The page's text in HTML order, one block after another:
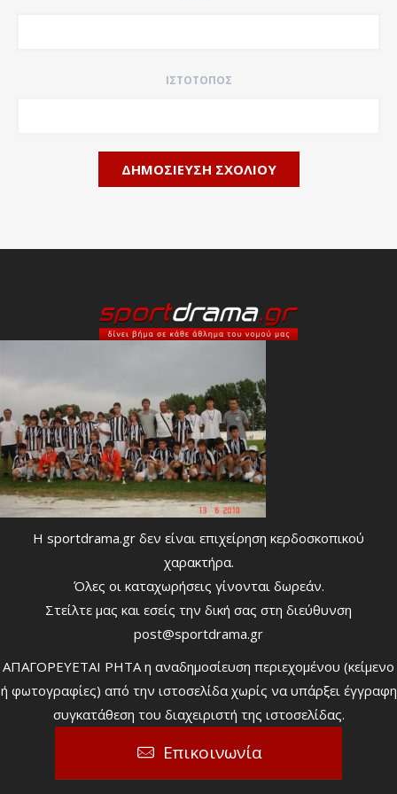
ΙΣΤΌΤΟΠΟΣ
Η sportdrama.gr δεν είναι επιχείρηση κερδοσκοπικού
χαρακτήρα.
Όλες οι καταχωρήσεις γίνονται δωρεάν.
Στείλτε μας και εσείς την δική σας στη διεύθυνση
post@sportdrama.gr
ΑΠΑΓΟΡΕΥΕΤΑΙ ΡΗΤΑ η αναδημοσίευση περιεχομένου (κείμενο
ή φωτογραφίες) από την ιστοσελίδα χωρίς να υπάρξει έγγραφη
συγκατάθεση του διαχειριστή της ιστοσελίδας.
Επικοινωνία